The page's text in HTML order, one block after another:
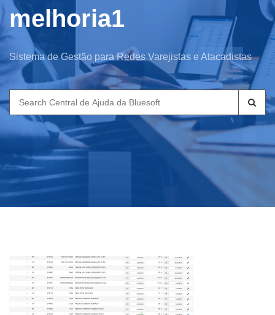
melhoria1
Sistema de Gestão para Redes Varejistas e Atacadistas
Search
for: